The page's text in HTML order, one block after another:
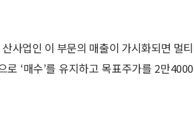
사업인 이 부문의 매출이 가시화되면 멀티
‘매수’를 유지하고 목표주가를 2만4000